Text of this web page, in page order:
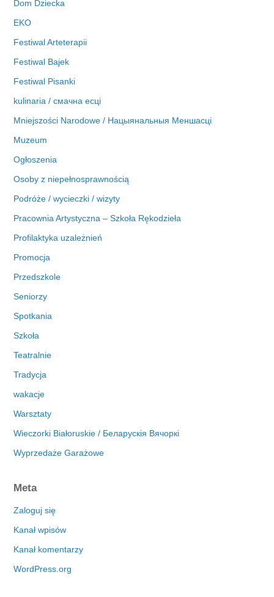
Dom Dziecka
EKO
Festiwal Arteterapii
Festiwal Bajek
Festiwal Pisanki
kulinaria / смачна есці
Mniejszości Narodowe / Нацыянальныя Меншасці
Muzeum
Ogłoszenia
Osoby z niepełnosprawnością
Podróże / wycieczki / wizyty
Pracownia Artystyczna – Szkoła Rękodzieła
Profilaktyka uzależnień
Promocja
Przedszkole
Seniorzy
Spotkania
Szkoła
Teatralnie
Tradycja
wakacje
Warsztaty
Wieczorki Białoruskie / Беларускія Вячоркі
Wyprzedaże Garażowe
Meta
Zaloguj się
Kanał wpisów
Kanał komentarzy
WordPress.org